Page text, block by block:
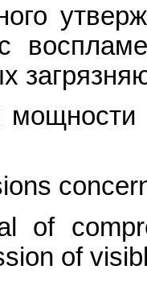
мощности
of
of